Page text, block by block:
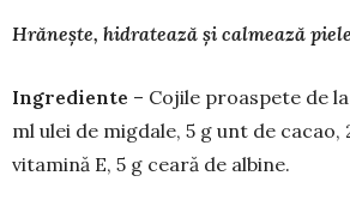
Hrănește, hidratează și calmează
Ingrediente – Cojile proaspete de
ml ulei de migdale, 5 g unt de cacao,
vitamină E, 5 g ceară de albine.